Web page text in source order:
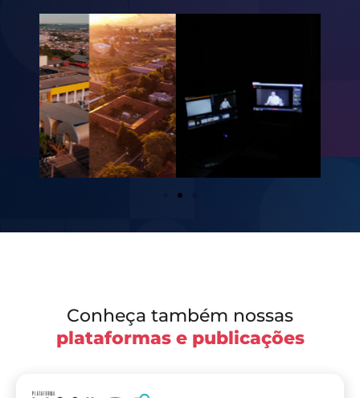
Conheça também nossas
plataformas e publicações